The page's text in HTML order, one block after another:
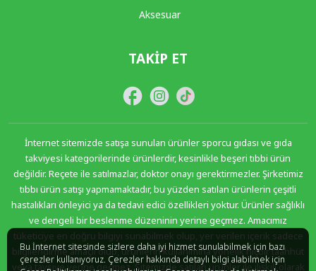
Bu İnternet sitesinde sizlere daha iyi hizmet sunulabilmek için bazı
çerezler kullanıyoruz. Çerezler hakkında detaylı bilgi alabilmek için
Aksesuar
TAKIP ET
İnternet sitemizde satışa sunulan ürünler sporcu gıdası ve gıda
takviyesi kategorilerinde ürünlerdir, kesinlikle beşeri tıbbi ürün
değildir. Reçete ile satılmazlar, doktor onayı gerektirmezler. Şirketimiz
tıbbı ürün satışı yapmamaktadır, bu yüzden satılan ürünlerin çeşitli
hastalıkları önleyici ya da tedavi edici özellikleri yoktur. Ürünler sağlıklı
ve dengeli bir beslenme düzeninin yerine geçmez. Amacımız
tüketiciye en doğru bilgiyi sunabilmek olup, yer verilen içerik sadece
bilgilendirme amaçlı olup, ürünlerin kullanımına yönelik hiçbir taahhüt
veya tavsiye yerine geçmez. Sitemizde satılan ürünler ile ilişkili olarak